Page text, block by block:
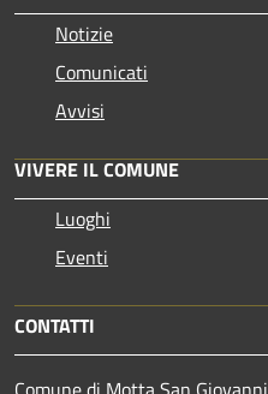
Notizie
Comunicati
Avvisi
VIVERE IL COMUNE
Luoghi
Eventi
CONTATTI